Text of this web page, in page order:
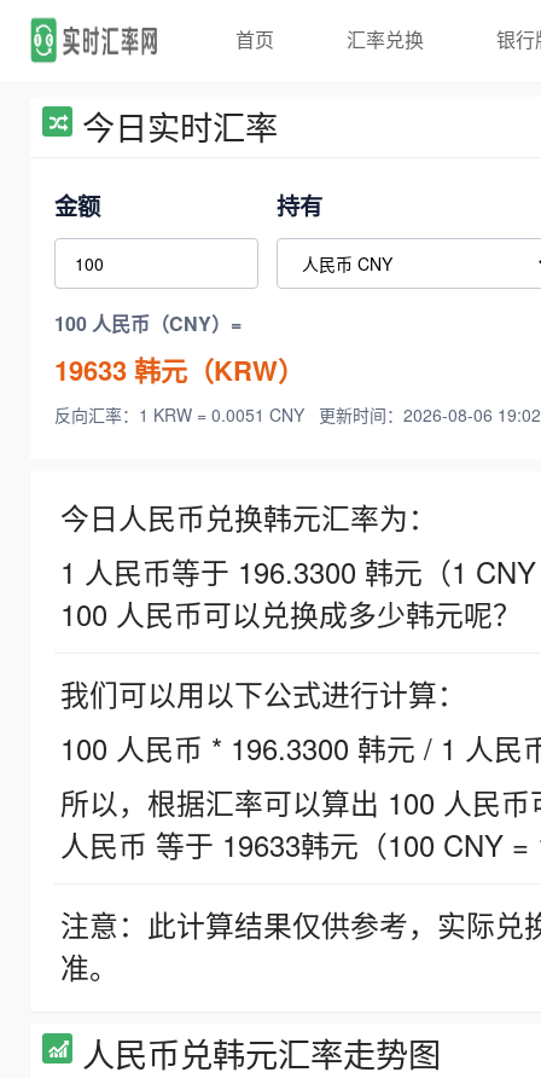
首页 汇率兑换 银行
今日实时汇率
金额 持有
100 人民币（CNY）=
19633韩元（KRW）
反向汇率：1 KRW = 0.0051 CNY 更新时间：2026-08-06
今日人民币兑换韩元汇率为：
1 人民币等于 196.3300 韩元（1
100 人民币可以兑换成多少韩元呢？
我们可以用以下公式进行计算：
100 人民币 * 196.3300 韩元 / 1 人民
所以，根据汇率可以算出 100 人民
人民币 等于 19633韩元（100 CNY =
注意：此计算结果仅供参考，实际
准。
人民币兑韩元汇率走势图